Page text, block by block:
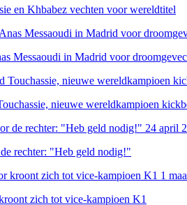
en Khbabez vechten voor wereldtitel
Messaoudi in Madrid voor
nieuwe wereldkampioen
24 april
rechter: "Heb geld nodig!"
1
zich tot vice-kampioen K1